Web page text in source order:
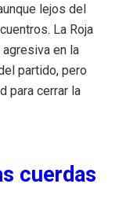
lejos del
La Roja
agresiva en la
partido, pero
para cerrar la
cuerdas